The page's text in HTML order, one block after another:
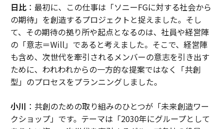
日比：最初に、この仕事は「ソニーFGに対する社会から
の期待」を創造するプロジェクトと捉えました。そし
て、その期待の拠り所や起点となるのは、社員や経営陣
の「意志＝Will」であると考えました。そこで、経営陣
も含め、次世代を牽引されるメンバーの意志を引き出す
ために、われわれからの一方的な提案ではなく「共創
型」のプロセスをプランニングしました。
小川 ：共創のための取り組みのひとつが「未来創造ワー
クショップ」です。テーマは「2030年にグループとして